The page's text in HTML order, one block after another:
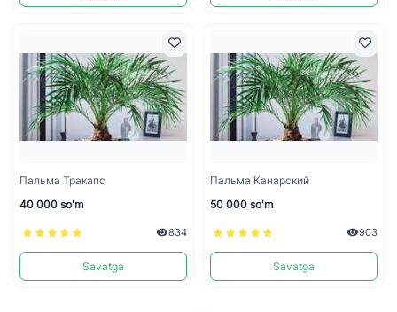
Пальма Тракапс
40 000 so'm
834
Savatga
Пальма Канарский
50 000 so'm
903
Savatga